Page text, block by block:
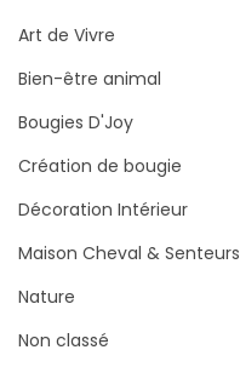
Art de Vivre
Bien-être animal
Bougies D'Joy
Création de bougie
Décoration Intérieur
Maison Cheval & Senteurs
Nature
Non classé